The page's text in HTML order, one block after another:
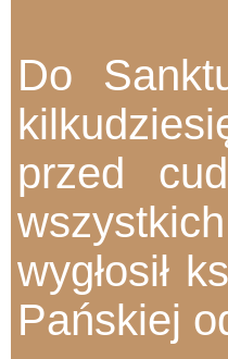
Do
przed
wygłosił
Pańskiej